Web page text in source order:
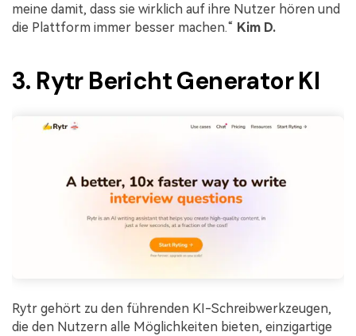
meine damit, dass sie wirklich auf ihre Nutzer hören und
die Plattform immer besser machen.“ Kim D.
3. Rytr Bericht Generator KI
Rytr gehört zu den führenden KI-Schreibwerkzeugen,
die den Nutzern alle Möglichkeiten bieten, einzigartige